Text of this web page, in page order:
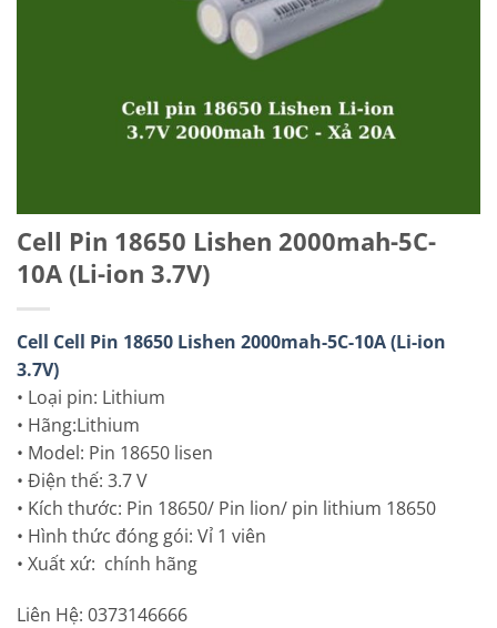
Cell Pin 18650 Lishen 2000mah-5C-
10A (Li-ion 3.7V)
Cell Cell Pin 18650 Lishen 2000mah-5C-10A (Li-ion
3.7V)
• Loại pin: Lithium
• Hãng:Lithium
• Model: Pin 18650 lisen
• Điện thế: 3.7 V
• Kích thước: Pin 18650/ Pin lion/ pin lithium 18650
• Hình thức đóng gói: Vỉ 1 viên
• Xuất xứ: chính hãng
Liên Hệ: 0373146666